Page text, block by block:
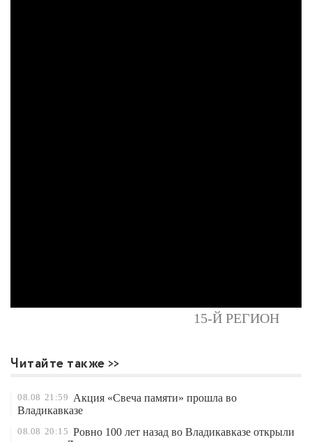
15-Й РЕГИОН
Читайте также
08.08 21:59 Акция «Свеча памяти» прошла во
Владикавказе
08.08 20:15 Ровно 100 лет назад во Владикавказе открыли